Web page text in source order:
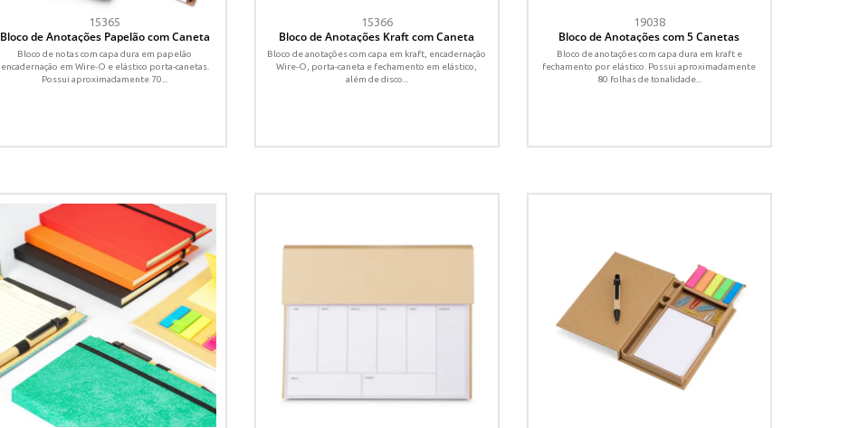
15365
Bloco de Anotações Papelão com Caneta
Bloco de notas com capa dura em papelão
encadernação em Wire-O e elástico porta-canetas.
Possui aproximadamente 70...
15366
Bloco de Anotações Kraft com Caneta
Bloco de anotações com capa em kraft, encadernação
Wire-O, porta-caneta e fechamento em elástico,
além de disco...
19038
Bloco de Anotações com 5 Canetas
Bloco de anotações com capa dura em kraft e
fechamento por elástico. Possui aproximadamente
80 folhas de tonalidade...